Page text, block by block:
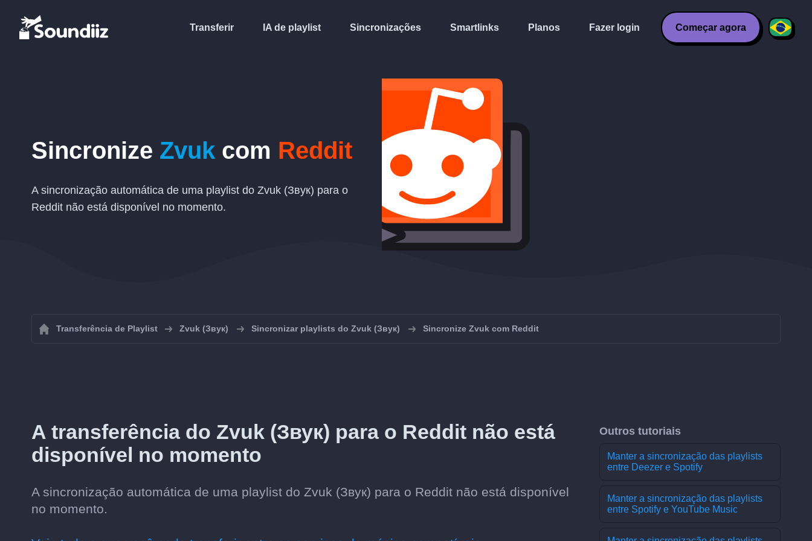
Transferir IA de playlist Sincronizações Smartlinks Planos Fazer login Começar agora
Sincronize Zvuk com Reddit
A sincronização automática de uma playlist do Zvuk (Звук) para o
Reddit não está disponível no momento.
Transferência de Playlist Zvuk (Звук) Sincronizar playlists do Zvuk (Звук) Sincronize Zvuk com Reddit
A transferência do Zvuk (Звук) para o Reddit não está
disponível no momento
A sincronização automática de uma playlist do Zvuk (Звук) para o Reddit não está disponível
no momento.
Outros tutoriais
Manter a sincronização das playlists
entre Deezer e Spotify
Manter a sincronização das playlists
entre Spotify e YouTube Music